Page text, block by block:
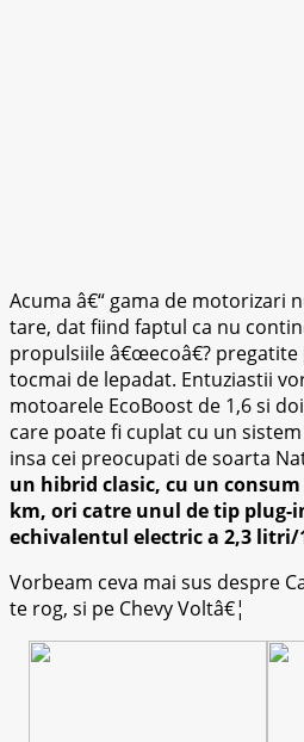
Acuma â€“ gama de motorizari
tare, dat fiind faptul ca nu
propulsiile â€œecoâ€?
tocmai de lepadat. Entuziastii
motoarele EcoBoost de 1,6 si
care poate fi cuplat cu un
insa cei preocupati de soarta
un hibrid clasic, cu un
km, ori catre unul de tip plug-
echivalentul electric a 2,3 litri/
Vorbeam ceva mai sus despre
te rog, si pe Chevy Voltâ€¦